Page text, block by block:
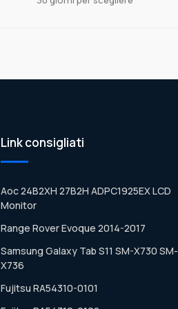
Link consigliati
Aoc 24B2XH 27B2H ADPC1925EX LCD
Monitor
Range Rover Evoque 2014-2017
Samsung Galaxy Tab S11 SM-X730 SM-
X736
Fujitsu RA54310-0101